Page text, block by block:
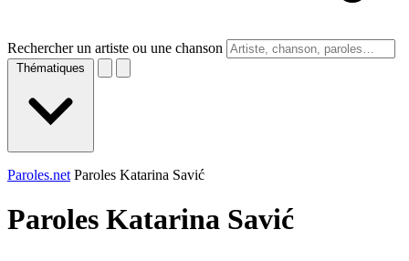
Rechercher un artiste ou une chanson
Thématiques
Paroles.net Paroles Katarina Savić
Paroles Katarina Savić